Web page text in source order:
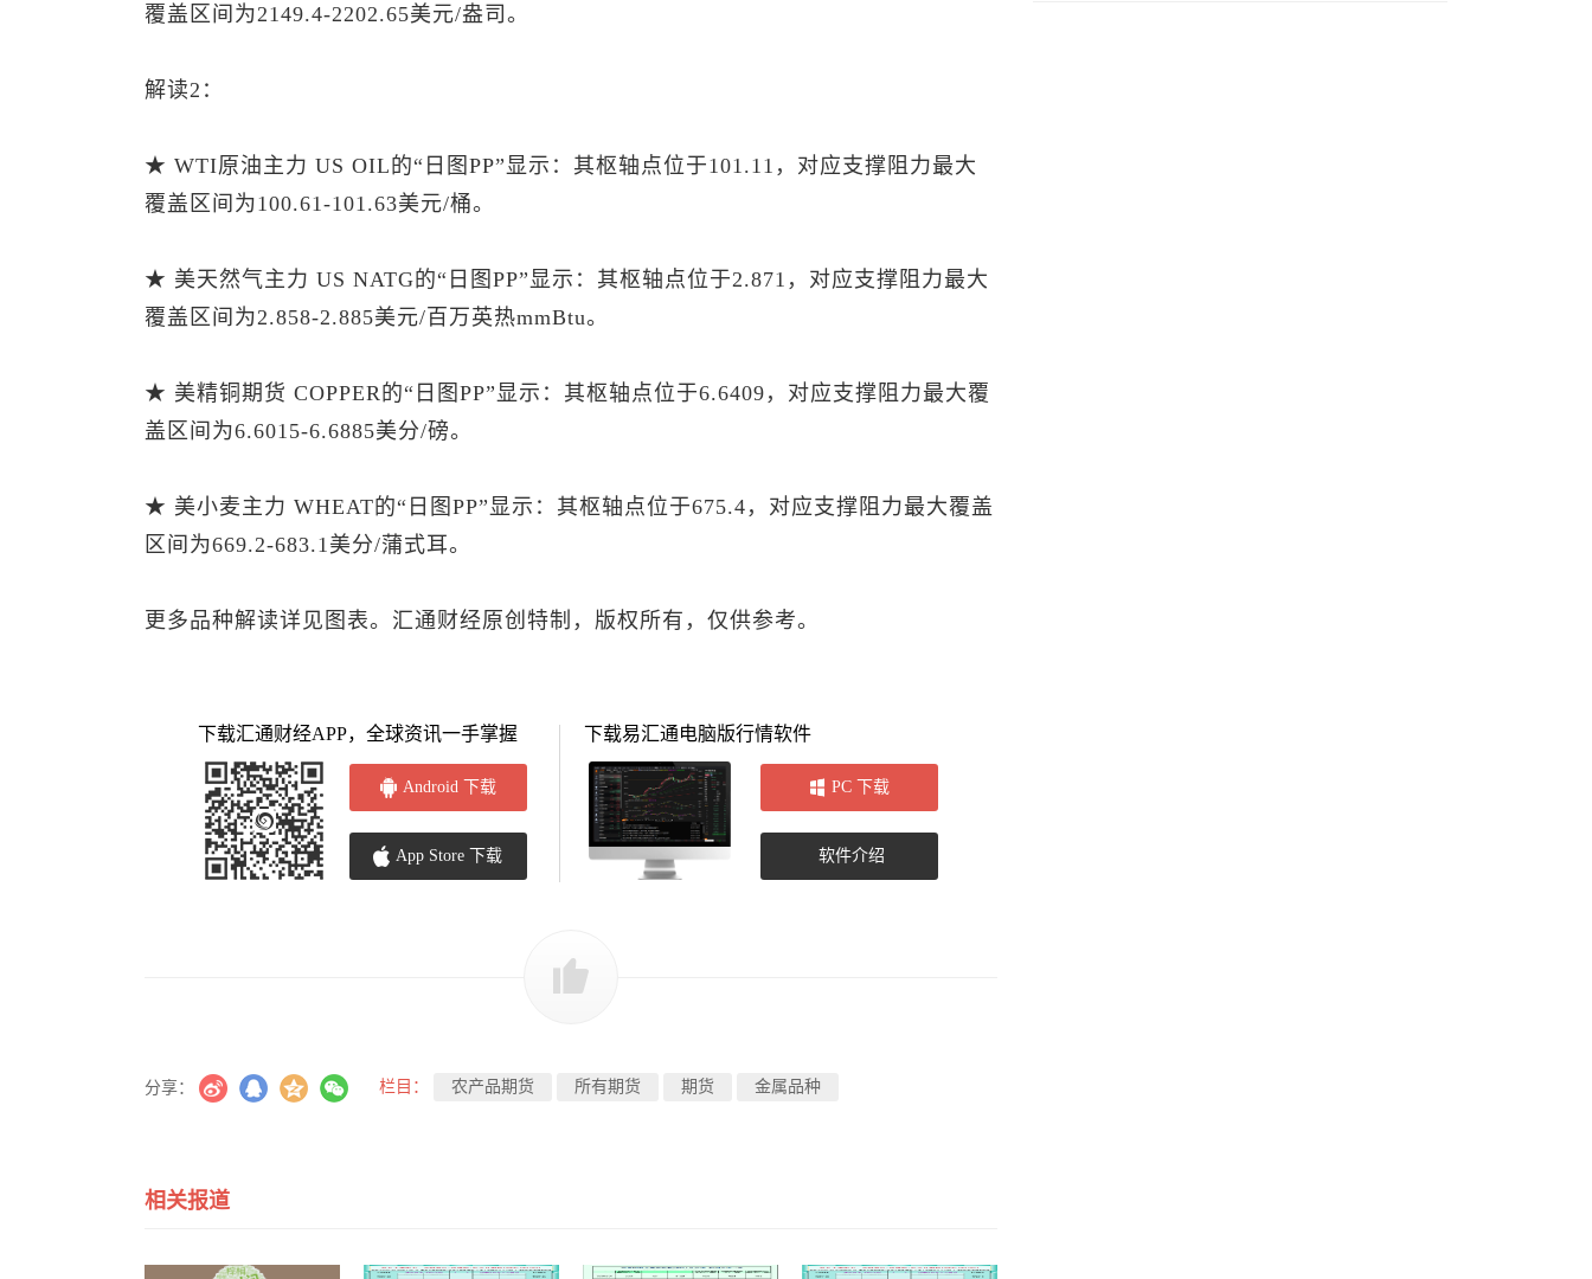
覆盖区间为2149.4-2202.65美元/盎司。
解读2：
★ WTI原油主力 US OIL的“日图PP”显示：其枢轴点位于101.11，对应支撑阻力最大
覆盖区间为100.61-101.63美元/桶。
★ 美天然气主力 US NATG的“日图PP”显示：其枢轴点位于2.871，对应支撑阻力最大
覆盖区间为2.858-2.885美元/百万英热mmBtu。
★ 美精铜期货 COPPER的“日图PP”显示：其枢轴点位于6.6409，对应支撑阻力最大覆
盖区间为6.6015-6.6885美分/磅。
★ 美小麦主力 WHEAT的“日图PP”显示：其枢轴点位于675.4，对应支撑阻力最大覆盖
区间为669.2-683.1美分/蒲式耳。
更多品种解读详见图表。汇通财经原创特制，版权所有，仅供参考。
下载汇通财经APP，全球资讯一手掌握
Android 下载
App Store 下载
下载易汇通电脑版行情软件
PC 下载
软件介绍
分享： 栏目： 农产品期货 所有期货 期货 金属品种
相关报道